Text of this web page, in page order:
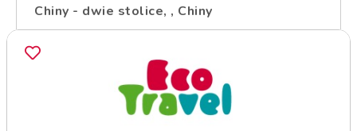
Chiny - dwie stolice, , Chiny